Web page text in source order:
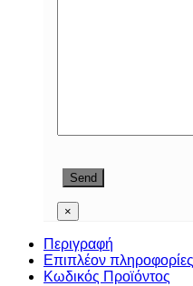
×
Περιγραφή
Επιπλέον πληροφορίες
Κωδικός Προϊόντος